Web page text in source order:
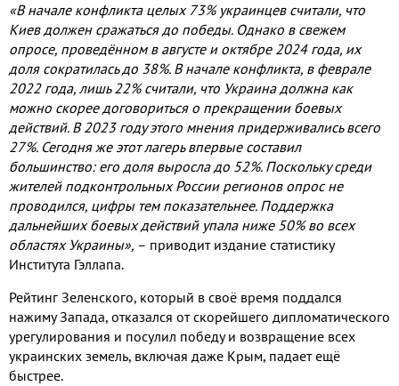
«В начале конфликта целых 73% украинцев считали, что
Киев должен сражаться до победы. Однако в свежем
опросе, проведённом в августе и октябре 2024 года, их
доля сократилась до 38%. В начале конфликта, в феврале
2022 года, лишь 22% считали, что Украина должна как
можно скорее договориться о прекращении боевых
действий. В 2023 году этого мнения придерживались всего
27%. Сегодня же этот лагерь впервые составил
большинство: его доля выросла до 52%. Поскольку среди
жителей подконтрольных России регионов опрос не
проводился, цифры тем показательнее. Поддержка
дальнейших боевых действий упала ниже 50% во всех
областях Украины», – приводит издание статистику
Института Гэллапа.
Рейтинг Зеленского, который в своё время поддался
нажиму Запада, отказался от скорейшего дипломатического
урегулирования и посулил победу и возвращение всех
украинских земель, включая даже Крым, падает ещё
быстрее.